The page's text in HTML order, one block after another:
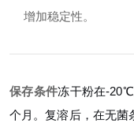
增加稳定性。
保存条件冻干粉在-
个月。复溶后，在无